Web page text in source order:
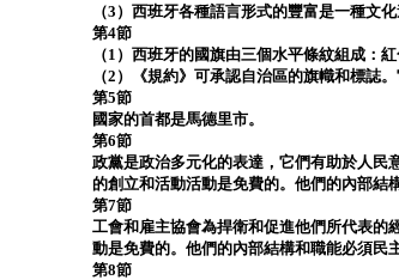
（3）西班牙各種語言形式的豐富是一種文
第4節
（1）西班牙的國旗由三個水平條紋組成：
（2）《規約》可承認自治區的旗幟和標誌
第5節
國家的首都是馬德里市。
第6節
政黨是政治多元化的表達，它們有助於人民
的創立和活動活動是免費的。他們的內部結
第7節
工會和雇主協會為捍衛和促進他們所代表的
動是免費的。他們的內部結構和職能必須民主
第8節